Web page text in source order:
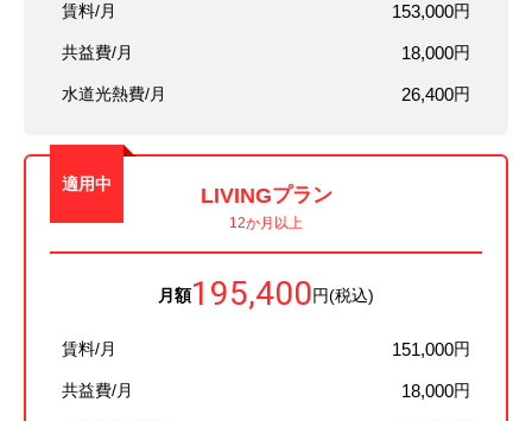
賃料/月 153,000円
共益費/月 18,000円
水道光熱費/月 26,400円
適用中 LIVINGプラン
12か月以上
月額195,400円(税込)
賃料/月 151,000円
共益費/月 18,000円